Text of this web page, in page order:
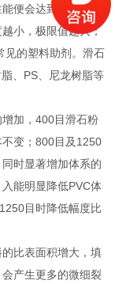
便会达到极限，超
小，极限值越大；
见的塑料助剂。滑石
、PS、尼龙树脂等
加，400目滑石粉
变；800目 及1250
同时显著增加体系的
能明显降低PVC体
目 时降低幅度比
比表面积增大，填
产生更多的微细裂